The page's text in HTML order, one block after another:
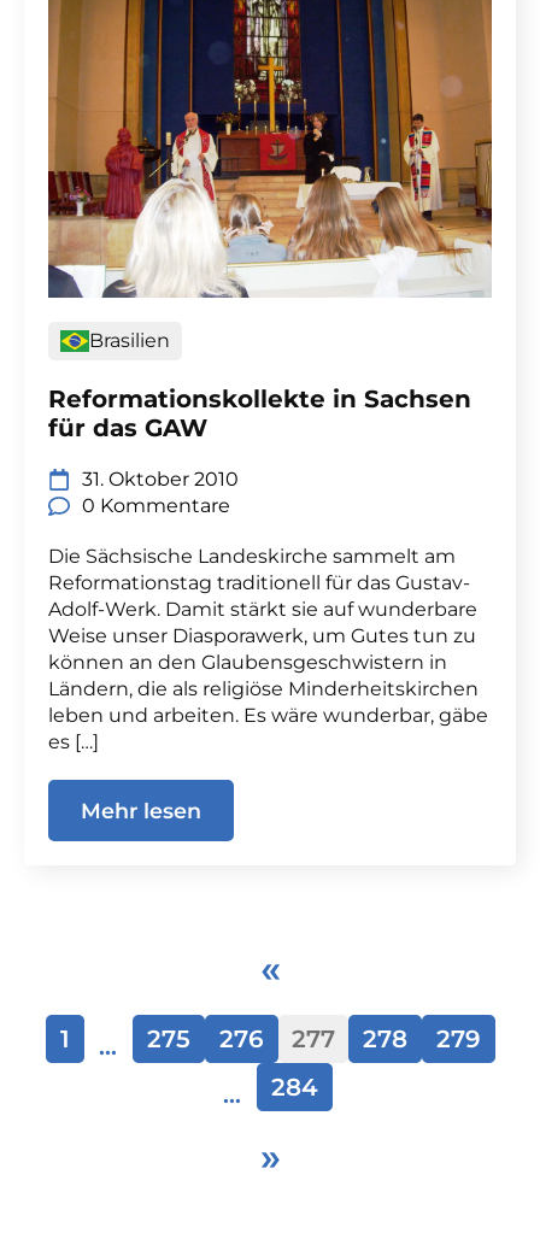
Brasilien
Reformationskollekte in Sachsen
für das GAW
31. Oktober 2010
0 Kommentare
Die Sächsische Landeskirche sammelt am
Reformationstag traditionell für das Gustav-
Adolf-Werk. Damit stärkt sie auf wunderbare
Weise unser Diasporawerk, um Gutes tun zu
können an den Glaubensgeschwistern in
Ländern, die als religiöse Minderheitskirchen
leben und arbeiten. Es wäre wunderbar, gäbe
es […]
Mehr lesen
«
1 … 275 276 277 278
279
…
284
»